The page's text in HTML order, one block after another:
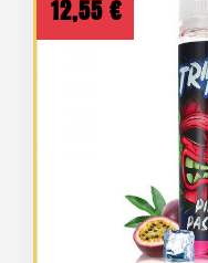
12,55 €